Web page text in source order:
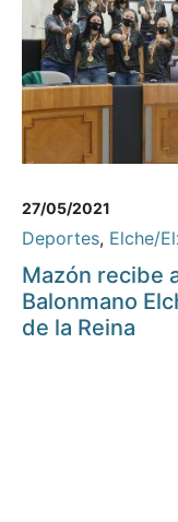
27/05/2021
Deportes, Elche/
Mazón recibe
Balonmano
de la Reina